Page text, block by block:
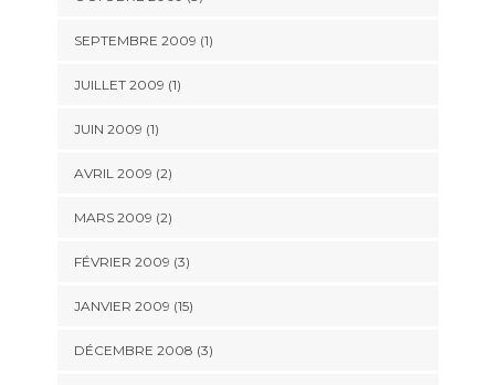
SEPTEMBRE 2009 (1)
JUILLET 2009 (1)
JUIN 2009 (1)
AVRIL 2009 (2)
MARS 2009 (2)
FÉVRIER 2009 (3)
JANVIER 2009 (15)
DÉCEMBRE 2008 (3)